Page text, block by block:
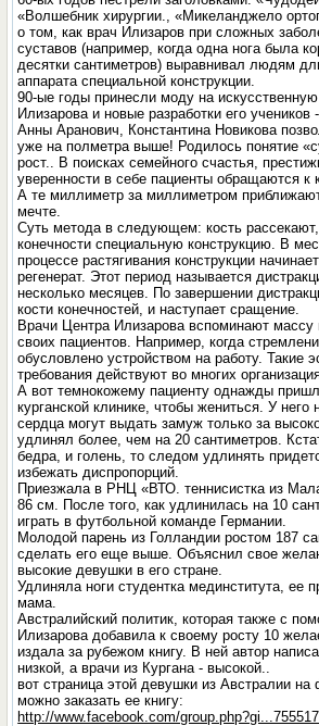
«Волшебник хирургии., «Микеланджело
о том, как врач Илизаров при сложных
суставов (например, когда одна нога была
десятки сантиметров) выравнивал людям
аппарата специальной конструкции.
90-ые годы принесли моду на
Илизарова и новые разработки его
Анны Аранович, Константина Новикова
уже на полметра выше! Родилось понятие
рост.. В поисках семейного счастья,
уверенности в себе пациенты обращаются к
А те миллиметр за миллиметром
мечте.
Суть метода в следующем: кость
конечности специальную конструкцию. В
процессе растягивания конструкции
регенерат. Этот период называется
несколько месяцев. По завершении
кости конечностей, и наступает сращение.
Врачи Центра Илизарова вспоминают массу
своих пациентов. Например, когда
обусловлено устройством на работу. Такие
требования действуют во многих
А вот темнокожему пациенту однажды
курганской клинике, чтобы жениться. У него
сердца могут выдать замуж только за
удлинял более, чем на 20 сантиметров.
бедра, и голень, то следом удлинять
избежать диспропорций.
Приезжала в РНЦ «ВТО. теннисистка из
86 см. После того, как удлинилась на 10
играть в футбольной команде Германии.
Молодой парень из Голландии ростом 187
сделать его еще выше. Объяснил свое
высокие девушки в его стране.
Удлиняла ноги студентка мединститута, ее
мама.
Австралийский политик, которая также с
Илизарова добавила к своему росту 10
издала за рубежом книгу. В ней автор
низкой, а врачи из Кургана - высокой..
вот страница этой девушки из Австралии
можно заказать ее книгу:
http://www.facebook.com/